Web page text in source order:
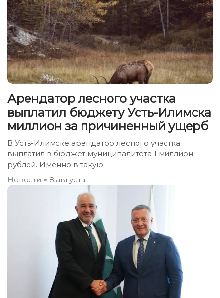
Арендатор лесного участка
выплатил бюджету Усть-Илимска
миллион за причиненный ущерб
В Усть-Илимске арендатор лесного участка
выплатил в бюджет муниципалитета 1 миллион
рублей. Именно в такую
Новости
8 августа